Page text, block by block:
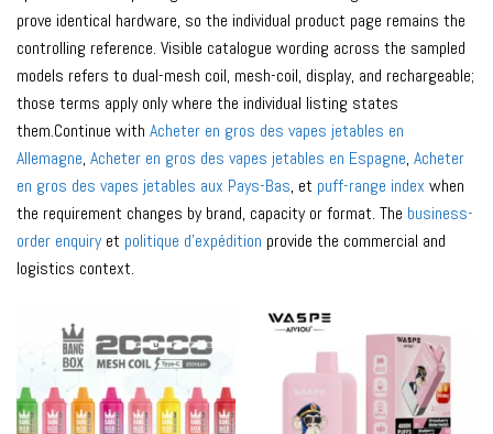
prove identical hardware, so the individual product page remains the
controlling reference. Visible catalogue wording across the sampled
models refers to dual-mesh coil, mesh-coil, display, and rechargeable;
those terms apply only where the individual listing states
them.Continue with Acheter en gros des vapes jetables en
Allemagne, Acheter en gros des vapes jetables en Espagne, Acheter
en gros des vapes jetables aux Pays-Bas, et puff-range index when
the requirement changes by brand, capacity or format. The business-
order enquiryet politique d'expédition provide the commercial and
logistics context.